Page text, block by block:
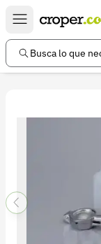
Busca lo que
Enlaces de
Preguntas
Términos y
Política de